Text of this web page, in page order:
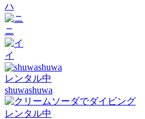
ハ
ニ
イ
レンタル中
shuwashuwa
レンタル中